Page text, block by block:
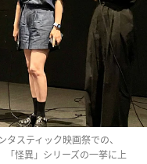
スティック映画祭での、
「怪異」シリーズの一挙に上